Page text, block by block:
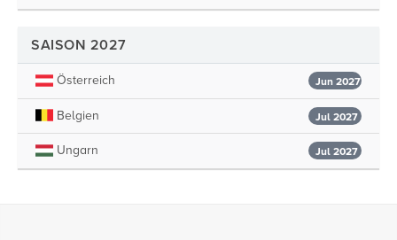
SAISON 2027
Jun 2027
Österreich
Jul 2027
Belgien
Jul 2027
Ungarn